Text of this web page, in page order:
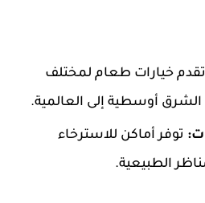
تقدم خيارات طعام لمختلف
الشرق أوسطية إلى العالمية.
توفر أماكن للاسترخاء
الطبيعية.